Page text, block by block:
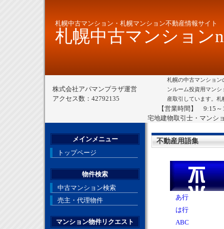
札幌中古マンション・札幌マンション不動産情報サイト
札幌中古マンション
株式会社アパマンプラザ運営
アクセス数：42792135
札幌の中古マンショ
ンルーム投資用マン
産取引しています。
【営業時間】 9:15
宅地建物取引士・マンシ
不動産用語集
あ行
は行
ABC
メインメニュー
トップページ
物件検索
中古マンション検索
売主・代理物件
マンション物件リクエスト